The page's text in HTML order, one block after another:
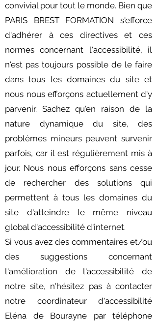
convivial pour tout le monde. Bien que
PARIS BREST FORMATION s'efforce
d'adhérer à ces directives et ces
normes concernant l'accessibilité, il
n'est pas toujours possible de le faire
dans tous les domaines du site et
nous nous efforçons actuellement d'y
parvenir. Sachez qu'en raison de la
nature dynamique du site, des
problèmes mineurs peuvent survenir
parfois, car il est régulièrement mis à
jour. Nous nous efforçons sans cesse
de rechercher des solutions qui
permettent à tous les domaines du
site d'atteindre le même niveau
global d'accessibilité d'internet.
Si vous avez des commentaires et/ou
des suggestions concernant
l'amélioration de l'accessibilité de
notre site, n'hésitez pas à contacter
notre coordinateur d'accessibilité
Eléna de Bourayne par téléphone